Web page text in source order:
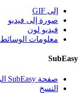
إلى GIF
صورة إلى فيديو
فيديو لون
معلومات الوسائط
SubEasy
صفحة SubEasy الرئيسية
النسخ